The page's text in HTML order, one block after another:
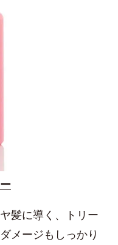
髪に導く、トリー
メージもしっかり